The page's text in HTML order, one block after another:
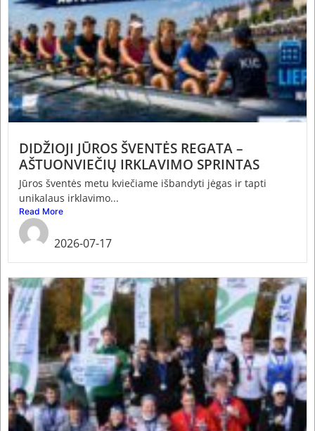
DIDŽIOJI JŪROS ŠVENTĖS REGATA –
AŠTUONVIEČIŲ IRKLAVIMO SPRINTAS
Jūros šventės metu kviečiame išbandyti jėgas ir tapti
unikalaus irklavimo...
Read More
2026-07-17